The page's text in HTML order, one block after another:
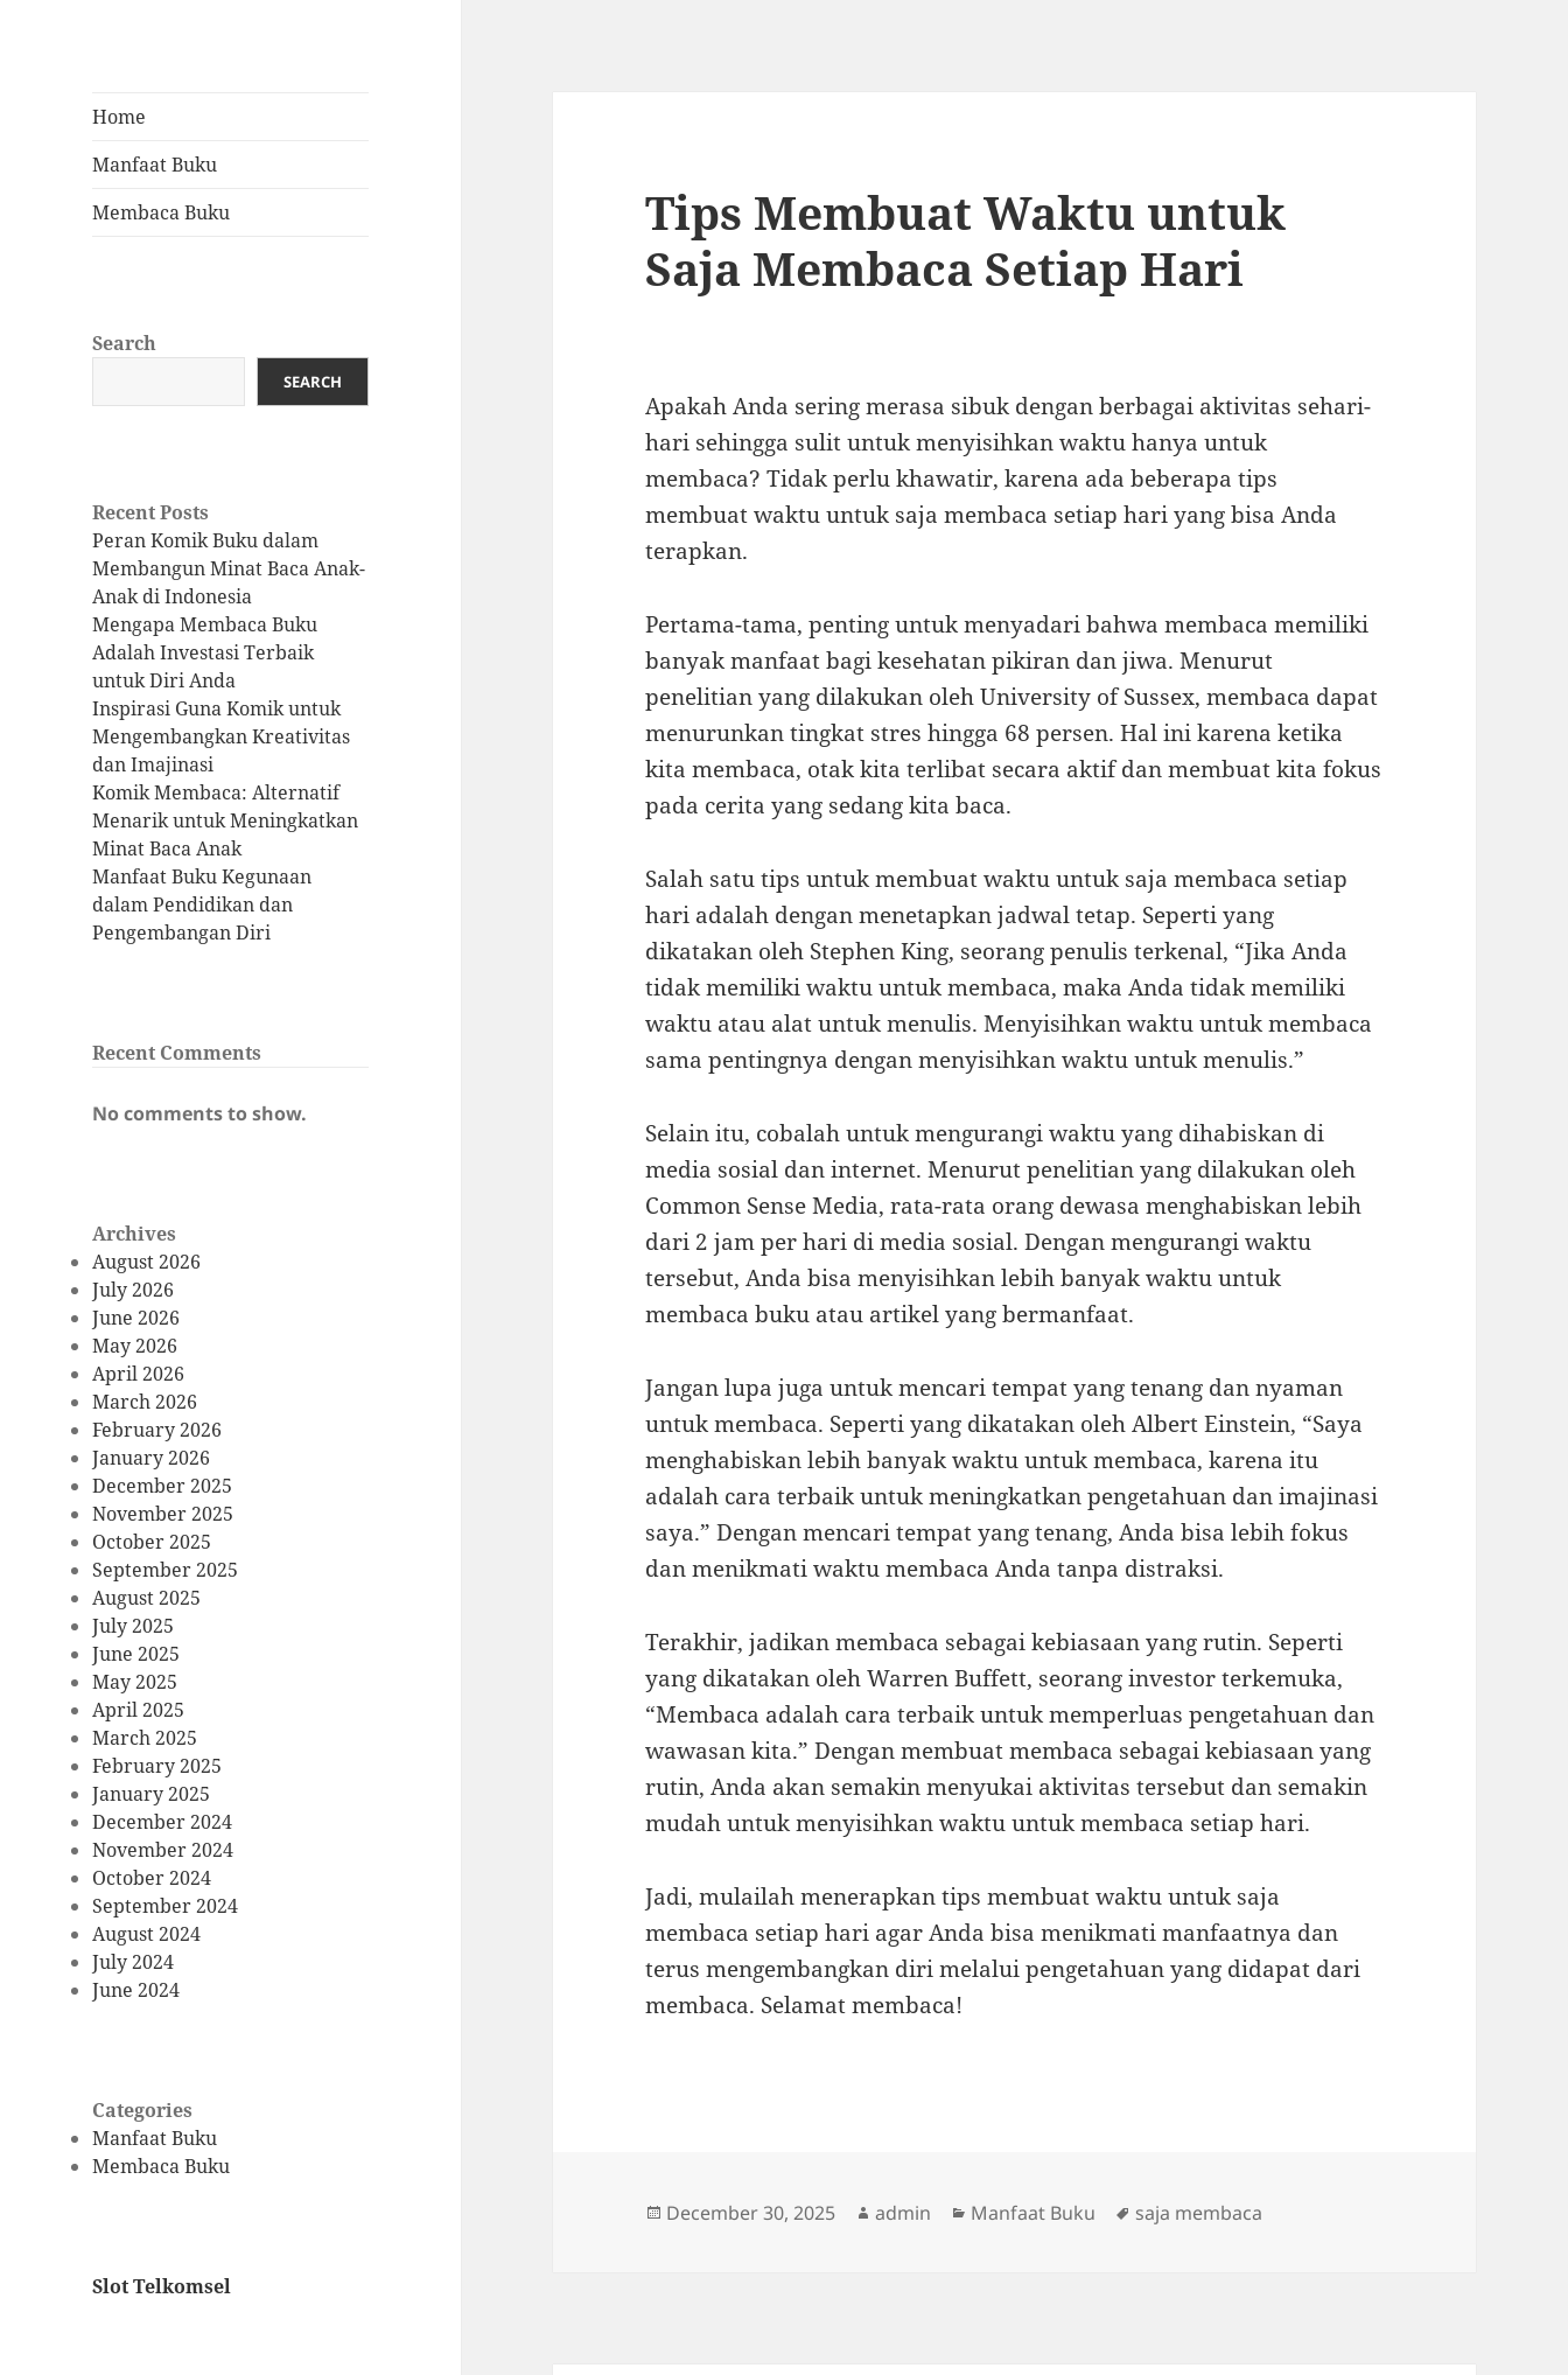
Home
Manfaat Buku
Membaca Buku
Search
SEARCH
Recent Posts
Peran Komik Buku dalam
Membangun Minat Baca Anak-
Anak di Indonesia
Mengapa Membaca Buku
Adalah Investasi Terbaik
untuk Diri Anda
Inspirasi Guna Komik untuk
Mengembangkan Kreativitas
dan Imajinasi
Komik Membaca: Alternatif
Menarik untuk Meningkatkan
Minat Baca Anak
Manfaat Buku Kegunaan
dalam Pendidikan dan
Pengembangan Diri
Recent Comments
No comments to show.
Archives
August 2026
July 2026
June 2026
May 2026
April 2026
March 2026
February 2026
January 2026
December 2025
November 2025
October 2025
September 2025
August 2025
July 2025
June 2025
May 2025
April 2025
March 2025
February 2025
January 2025
December 2024
November 2024
October 2024
September 2024
August 2024
July 2024
June 2024
Categories
Manfaat Buku
Membaca Buku
Slot Telkomsel
Tips Membuat Waktu untuk
Saja Membaca Setiap Hari
Apakah Anda sering merasa sibuk dengan berbagai aktivitas sehari-
hari sehingga sulit untuk menyisihkan waktu hanya untuk
membaca? Tidak perlu khawatir, karena ada beberapa tips
membuat waktu untuk saja membaca setiap hari yang bisa Anda
terapkan.
Pertama-tama, penting untuk menyadari bahwa membaca memiliki
banyak manfaat bagi kesehatan pikiran dan jiwa. Menurut
penelitian yang dilakukan oleh University of Sussex, membaca dapat
menurunkan tingkat stres hingga 68 persen. Hal ini karena ketika
kita membaca, otak kita terlibat secara aktif dan membuat kita fokus
pada cerita yang sedang kita baca.
Salah satu tips untuk membuat waktu untuk saja membaca setiap
hari adalah dengan menetapkan jadwal tetap. Seperti yang
dikatakan oleh Stephen King, seorang penulis terkenal, “Jika Anda
tidak memiliki waktu untuk membaca, maka Anda tidak memiliki
waktu atau alat untuk menulis. Menyisihkan waktu untuk membaca
sama pentingnya dengan menyisihkan waktu untuk menulis.”
Selain itu, cobalah untuk mengurangi waktu yang dihabiskan di
media sosial dan internet. Menurut penelitian yang dilakukan oleh
Common Sense Media, rata-rata orang dewasa menghabiskan lebih
dari 2 jam per hari di media sosial. Dengan mengurangi waktu
tersebut, Anda bisa menyisihkan lebih banyak waktu untuk
membaca buku atau artikel yang bermanfaat.
Jangan lupa juga untuk mencari tempat yang tenang dan nyaman
untuk membaca. Seperti yang dikatakan oleh Albert Einstein, “Saya
menghabiskan lebih banyak waktu untuk membaca, karena itu
adalah cara terbaik untuk meningkatkan pengetahuan dan imajinasi
saya.” Dengan mencari tempat yang tenang, Anda bisa lebih fokus
dan menikmati waktu membaca Anda tanpa distraksi.
Terakhir, jadikan membaca sebagai kebiasaan yang rutin. Seperti
yang dikatakan oleh Warren Buffett, seorang investor terkemuka,
“Membaca adalah cara terbaik untuk memperluas pengetahuan dan
wawasan kita.” Dengan membuat membaca sebagai kebiasaan yang
rutin, Anda akan semakin menyukai aktivitas tersebut dan semakin
mudah untuk menyisihkan waktu untuk membaca setiap hari.
Jadi, mulailah menerapkan tips membuat waktu untuk saja
membaca setiap hari agar Anda bisa menikmati manfaatnya dan
terus mengembangkan diri melalui pengetahuan yang didapat dari
membaca. Selamat membaca!
Posted
December 30, 2025 Author
admin Categories
Manfaat Buku Tags
saja membaca